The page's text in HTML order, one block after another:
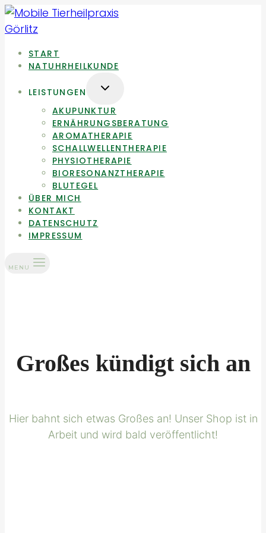
Zum
Inhalt
START
NATUHRHEILKUNDE
LEISTUNGEN
UNTERMENÜ
UMSCHALTEN
AKUPUNKTUR
ERNÄHRUNGSBERATUNG
AROMATHERAPIE
SCHALLWELLENTHERAPIE
PHYSIOTHERAPIE
BIORESONANZTHERAPIE
BLUTEGEL
ÜBER MICH
KONTAKT
DATENSCHUTZ
IMPRESSUM
MENU
Großes kündigt sich an
Hier bahnt sich etwas Großes an! Unser Shop ist in
Arbeit und wird bald veröffentlicht!